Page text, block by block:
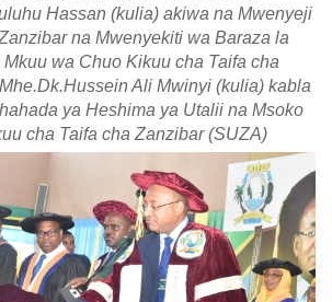
Hassan (kulia) akiwa na Mwenyeji
na Mwenyekiti wa Baraza la
wa Chuo Kikuu cha Taifa cha
Ali Mwinyi (kulia) kabla
ya Heshima ya Utalii na Msoko
cha Taifa cha Zanzibar (SUZA)